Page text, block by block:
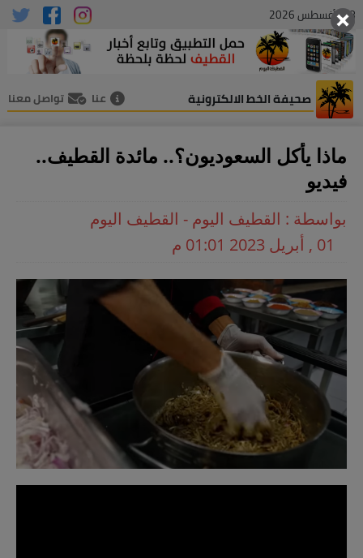
08 , أغسطس 2026
صحيفة الخط الالكترونية عنا تواصل معنا
ماذا يأكل السعوديون؟.. مائدة القطيف..
فيديو
بواسطة : القطيف اليوم - القطيف اليوم
01 , أبريل 2023 01:01 م